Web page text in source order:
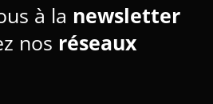
à la newsletter
nos réseaux